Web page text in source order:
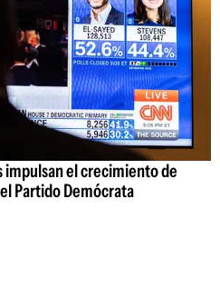
impulsan el crecimiento de
Partido Demócrata